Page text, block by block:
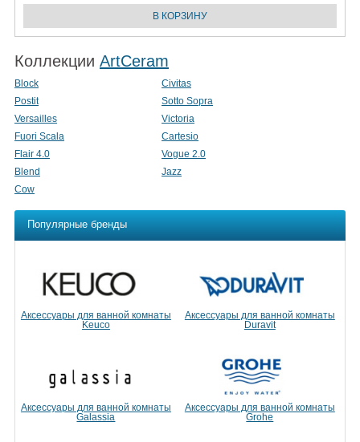
Коллекции ArtCeram
Block
Civitas
Postit
Sotto Sopra
Versailles
Victoria
Fuori Scala
Cartesio
Flair 4.0
Vogue 2.0
Blend
Jazz
Cow
Популярные бренды
Аксессуары для ванной комнаты
Keuco
Аксессуары для ванной комнаты
Duravit
Аксессуары для ванной комнаты
Galassia
Аксессуары для ванной комнаты
Grohe